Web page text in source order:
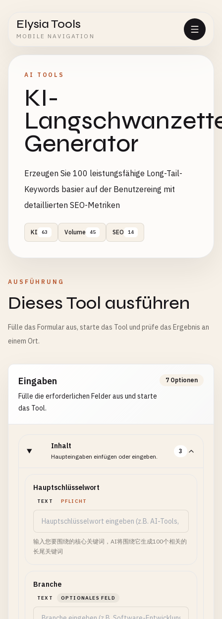
Elysia Tools
MOBILE NAVIGATION
AI TOOLS
KI-
Generator
Erzeugen Sie 100 leistungsfähige Long-Tail-
Keywords basier auf der Benutzereing mit
detaillierten SEO-Metriken
KI 63 Volume 45 SEO 14
AUSFÜHRUNG
Dieses Tool ausführen
Fülle das Formular aus, starte das Tool und prüfe das Ergebnis an
einem Ort.
Eingaben
Fülle die erforderlichen Felder aus und starte
das Tool.
7 Optionen
Inhalt
Haupteingaben einfügen oder eingeben.
3
Hauptschlüsselwort
TEXT PFLICHT
输入您要围绕的核心关键词，AI将围绕它生成100个相关的
长尾关键词
Branche
TEXT OPTIONALES FELD